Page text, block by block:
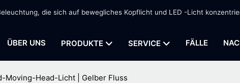
die sich auf bewegliches Kopflicht und LED -Licht
ÜBER UNS PRODUKTE SERVICE FÄLLE
Moving-Head-Licht | Gelber Fluss